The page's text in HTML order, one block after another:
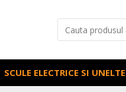
SCULE ELECTRICE SI UNELTE